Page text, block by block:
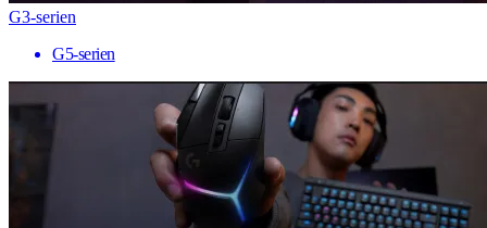
G3-serien
G5-serien